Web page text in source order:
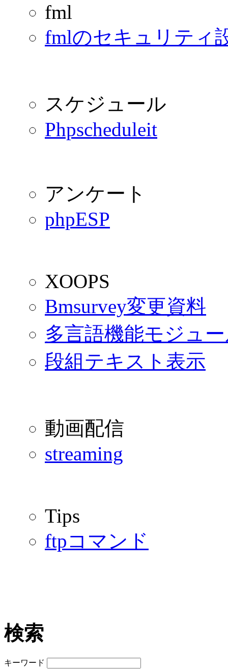
fml
fmlのセキュリティ
スケジュール
Phpscheduleit
アンケート
phpESP
XOOPS
Bmsurvey変更資料
多言語機能モジュ
段組テキスト表示
動画配信
streaming
Tips
ftpコマンド
検索
キーワード